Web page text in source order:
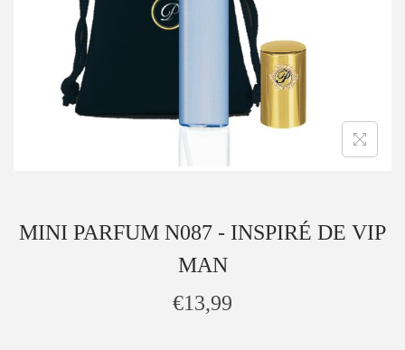
MINI PARFUM N087 - INSPIRÉ DE VIP
MAN
€13,99